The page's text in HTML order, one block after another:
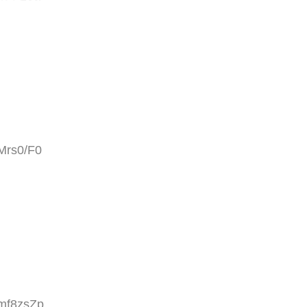
F0